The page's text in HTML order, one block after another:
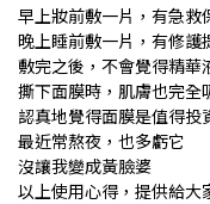
早上妝前敷一片，有急救
晚上睡前敷一片，有修護
敷完之後，不會覺得精華
撕下面膜時，肌膚也完全
認真地覺得面膜是值得投
最近常熬夜，也多虧它
沒讓我變成黃臉婆
以上使用心得，提供給